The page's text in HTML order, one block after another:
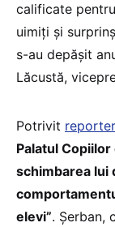
calificate
uimiți și
s-au depășit
Lăcustă,
Potrivit
Palatul
schimbarea lui
elevi”. Șerban,